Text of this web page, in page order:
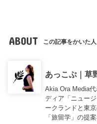
ABOUT この記事をかいた人
あっこぷ｜草
Akia Ora Media
ディア「ニュー
ークランドと東
「旅留学」の提案